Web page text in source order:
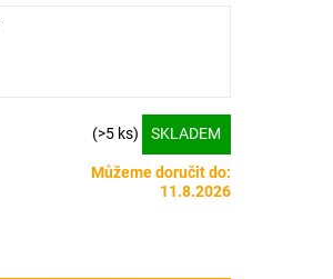
(>5 ks) SKLADEM
Můžeme doručit do:
11.8.2026